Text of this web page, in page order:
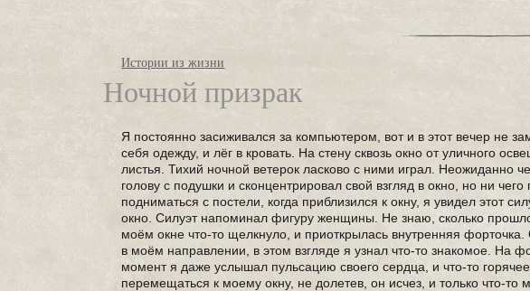
Истории из жизни
Ночной призрак
Я постоянно засиживался за компьютером, вот и в этот вечер не
себя одежду, и лёг в кровать. На стену сквозь окно от уличного
листья. Тихий ночной ветерок ласково с ними играл. Неожиданно
голову с подушки и сконцентрировал свой взгляд в окно, но ни
подниматься с постели, когда приблизился к окну, я увидел этот
окно. Силуэт напоминал фигуру женщины. Не знаю, сколько
моём окне что-то щелкнуло, и приоткрылась внутренняя форточка.
в моём направлении, в этом взгляде я узнал что-то знакомое. На
момент я даже услышал пульсацию своего сердца, и что-то
перемещаться к моему окну, не долетев, он исчез, и только что-то